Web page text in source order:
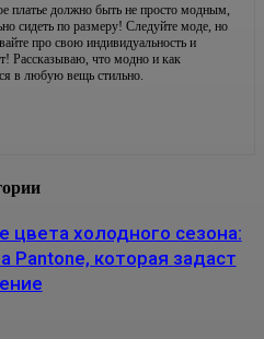
платье должно быть не просто модным,
сидеть по размеру! Следуйте моде, но
про свою индивидуальность и
Рассказываю, что модно и как
в любую вещь стильно.
цвета холодного сезона:
Pantone, которая задаст